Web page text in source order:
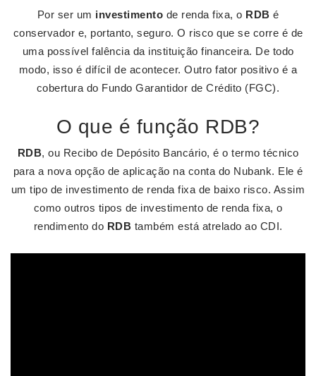
Por ser um investimento de renda fixa, o RDB é
conservador e, portanto, seguro. O risco que se corre é de
uma possível falência da instituição financeira. De todo
modo, isso é difícil de acontecer. Outro fator positivo é a
cobertura do Fundo Garantidor de Crédito (FGC).
O que é função RDB?
RDB, ou Recibo de Depósito Bancário, é o termo técnico
para a nova opção de aplicação na conta do Nubank. Ele é
um tipo de investimento de renda fixa de baixo risco. Assim
como outros tipos de investimento de renda fixa, o
rendimento do RDB também está atrelado ao CDI.